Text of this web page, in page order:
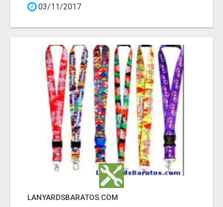
03/11/2017
LANYARDSBARATOS.COM